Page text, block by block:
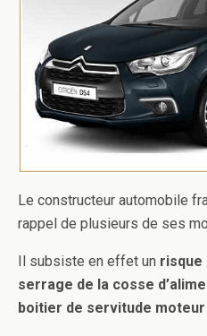
Le constructeur automobile
rappel de plusieurs de ses
Il subsiste en effet un risque
serrage de la cosse
boitier de servitude moteur